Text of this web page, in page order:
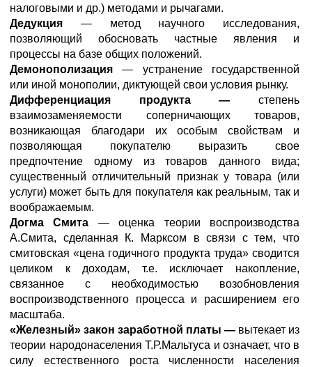
налоговыми и др.) методами и рычагами.
Дедукция — метод научного исследования,
позволяющий обосновать частные явления и
процессы на базе общих положений.
Демонополизация— устранение государственной
или иной монополии, диктующей свои условия рынку.
Дифференциация продукта — степень
взаимозаменяемости соперничающих товаров,
возникающая благодари их особым свойствам и
позволяющая покупателю выразить свое
предпочтение одному из товаров данного вида;
существенный отличительный признак у товара (или
услуги) может быть для покупателя как реальным, так и
воображаемым.
Догма Смита — оценка теории воспроизводства
А.Смита, сделанная К. Марксом в связи с тем, что
смитовская «цена годичного продукта труда» сводится
целиком к доходам, т.е. исключает накопление,
связанное с необходимостью возобновления
воспроизводственного процесса и расширением его
масштаба.
«Железный» закон заработной платы — вытекает из
теории народонаселения Т.Р.Мальтуса и означает, что в
силу естественного роста численности населения